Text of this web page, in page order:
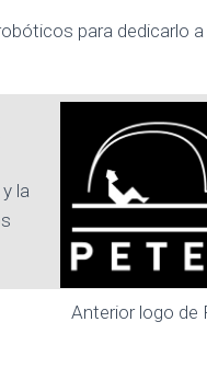
para dedicarlo a
Anterior logo de
la